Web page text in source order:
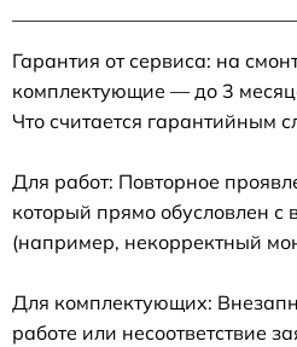
Гарантия от сервиса: на
комплектующие — до 3
Что считается гарантийным
Для работ: Повторное
который прямо обусловлен с
(например, некорректный
Для комплектующих:
работе или несоответствие